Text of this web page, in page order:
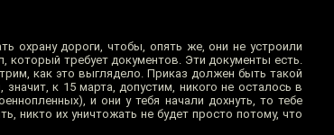
охрану дороги, чтобы, опять же, они не устроили
который требует документов. Эти документы есть.
как это выглядело. Приказ должен быть такой
к 15 марта, допустим, никого не осталось в
и они у тебя начали дохнуть, то тебе
никто их уничтожать не будет просто потому, что